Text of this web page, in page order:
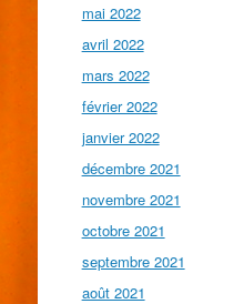
mai 2022
avril 2022
mars 2022
février 2022
janvier 2022
décembre 2021
novembre 2021
octobre 2021
septembre 2021
août 2021